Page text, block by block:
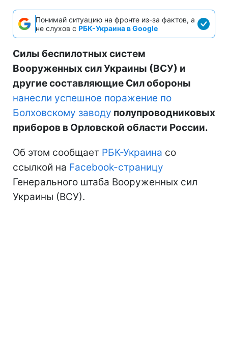
Понимай ситуацию на фронте из-за фактов, а
не слухов с РБК-Украина в Google
Силы беспилотных систем
Вооруженных сил Украины (ВСУ) и
другие составляющие Сил обороны
нанесли успешное поражение по
Болховскому заводу полупроводниковых
приборов в Орловской области России.
Об этом сообщает РБК-Украина со
ссылкой на Facebook-страницу
Генерального штаба Вооруженных сил
Украины (ВСУ).